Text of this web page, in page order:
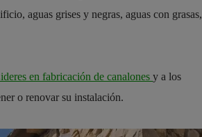
aguas grises y negras, aguas con grasas,
en fabricación de canalones y a los
o renovar su instalación.